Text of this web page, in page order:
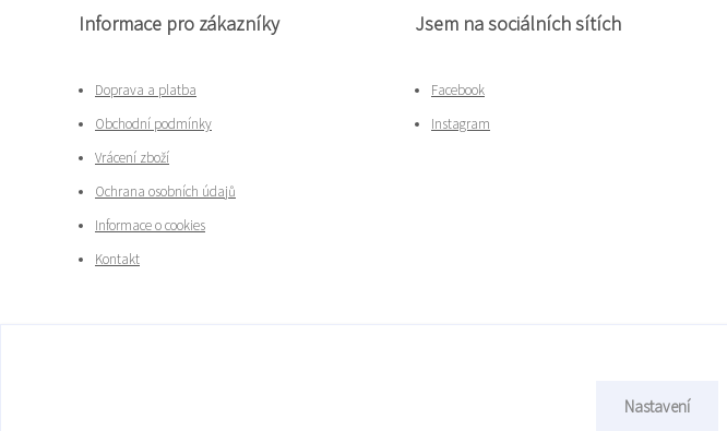
Informace pro zákazníky
Doprava a platba
Obchodní podmínky
Vrácení zboží
Ochrana osobních údajů
Informace o cookies
Kontakt
Jsem na sociálních sítích
Facebook
Instagram
Nastavení